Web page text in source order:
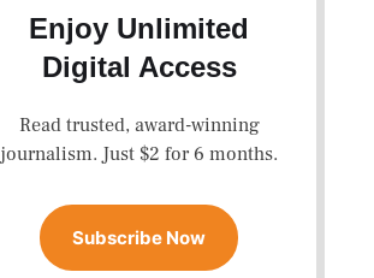
Enjoy Unlimited
Digital Access
Read trusted, award-winning
journalism. Just $2 for 6 months.
Subscribe Now